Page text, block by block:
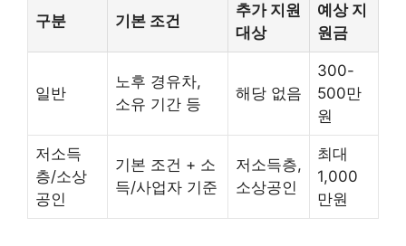
구분 기본 조건
추가 지원
대상
예상 지
원금
일반
노후 경유차,
소유 기간 등
해당 없음
300-
500만
원
저소득
층/소상
공인
기본 조건 + 소
득/사업자 기준
저소득층,
소상공인
최대
1,000
만원